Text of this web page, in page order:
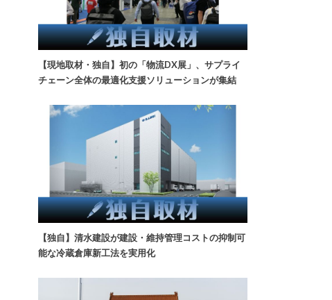
【現地取材・独自】初の「物流DX展」、サプライ
チェーン全体の最適化支援ソリューションが集結
【独自】清水建設が建設・維持管理コストの抑制可
能な冷蔵倉庫新工法を実用化